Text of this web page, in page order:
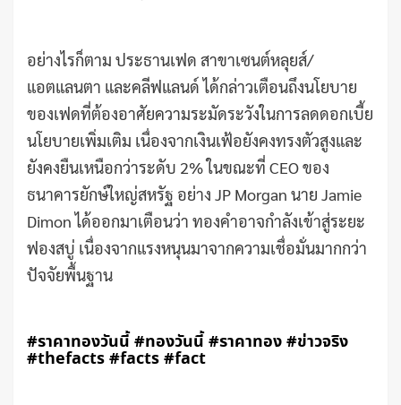
อย่างไรก็ตาม ประธานเฟด สาขาเซนต์หลุยส์/
แอตแลนตา และคลีฟแลนด์ ได้กล่าวเตือนถึงนโยบาย
ของเฟดที่ต้องอาศัยความระมัดระวังในการลดดอกเบี้ย
นโยบายเพิ่มเติม เนื่องจากเงินเฟ้อยังคงทรงตัวสูงและ
ยังคงยืนเหนือกว่าระดับ 2% ในขณะที่ CEO ของ
ธนาคารยักษ์ใหญ่สหรัฐ อย่าง JP Morgan นาย Jamie
Dimon ได้ออกมาเตือนว่า ทองคำอาจกำลังเข้าสู่ระยะ
ฟองสบู่ เนื่องจากแรงหนุนมาจากความเชื่อมั่นมากกว่า
ปัจจัยพื้นฐาน
#ราคาทองวันนี้ #ทองวันนี้ #ราคาทอง #ข่าวจริง
#thefacts #facts #fact